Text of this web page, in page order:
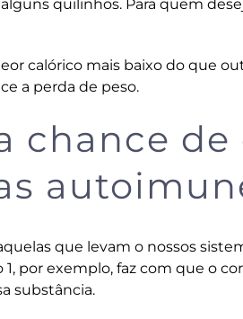
quilinhos. Para quem
calórico mais baixo do que
a perda de peso.
chance
que levam o nossos
por exemplo, faz com que o
substância.